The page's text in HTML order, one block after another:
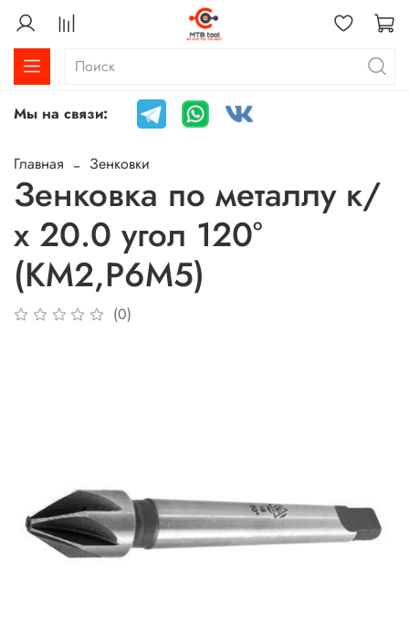
Мы на связи:
Главная Зенковки
Зенковка по металлу к/
х 20.0 угол 120°
(КМ2,Р6М5)
(0)